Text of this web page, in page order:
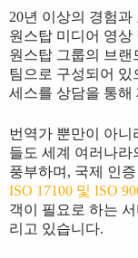
20년 이상의 경험
원스탑 미디어 영상
원스탑 그룹의 브
팀으로 구성되어 있
세스를 상담을 통해
번역가 뿐만이 아
들도 세계 여러나라
풍부하며, 국제 인
ISO 17100 및 ISO
객이 필요로 하는
리고 있습니다.